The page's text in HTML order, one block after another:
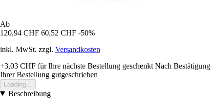
Ab
120,94 CHF 60,52 CHF -50%
inkl. MwSt. zzgl. Versandkosten
+3,03 CHF für Ihre nächste Bestellung geschenkt Nach Bestätigung
Ihrer Bestellung gutgeschrieben
Loading...
Beschreibung